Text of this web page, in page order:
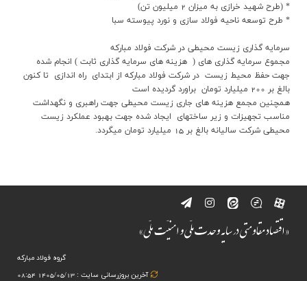
* (طرح شهيد خرازي به ميزان 2 ميليون تن)
* طرح توسعه ناحيه فولاد سازي و نورد پيوسته سبا
سرمايه گذاري زيست محيطي در شرکت فولاد مبارکه
مجموع سرمايه گذاري هاي ( هزينه هاي سرمايه گذاري ثابت ) انجام شده
جهت حفظ محيط زيست در شرکت فولاد مبارکه از ابتداي راه اندازي تا کنون
بالغ بر 200 ميليارد تومان براورد گرديده است
همچنين مجمع هزينه هاي جاري زيست محيطي جهت راهبري و نگهداشت
مناسب تجهيزات و زير ساختهاي ايجاد شده جهت بهبود عملکرد زيست
محيطي شرکت ساليانه بالغ بر 15 ميليارد تومان ميگردد.
گروه فولاد مبارکه
آخرین بروزرسانی سایت : 1405/05/13 08:54